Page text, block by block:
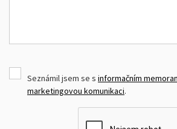
Seznámil jsem se s informačním
marketingovou komunikaci.